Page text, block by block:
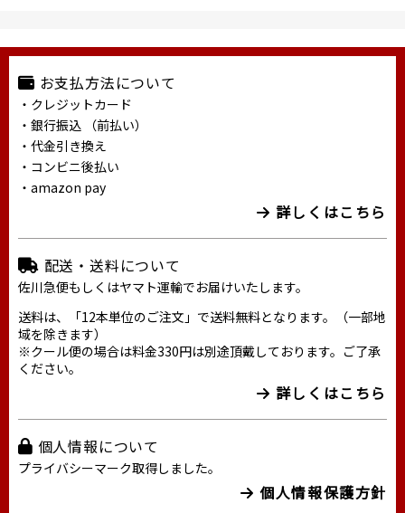
お支払方法について
・クレジットカード
・銀行振込 （前払い）
・代金引き換え
・コンビニ後払い
・amazon pay
詳しくはこちら
配送・送料について
佐川急便もしくはヤマト運輸でお届けいたします。
送料は、「12本単位のご注文」で送料無料となります。（一部地
域を除きます）
※クール便の場合は料金330円は別途頂戴しております。ご了承
ください。
詳しくはこちら
個人情報について
プライバシーマーク取得しました。
個人情報保護方針